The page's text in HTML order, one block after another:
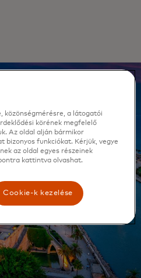
közönségmérésre, a látogatói
körének megfelelő
Az oldal alján bármikor
funkciókat. Kérjük, vegye
az oldal egyes részeinek
kattintva olvashat.
Cookie-k kezelése